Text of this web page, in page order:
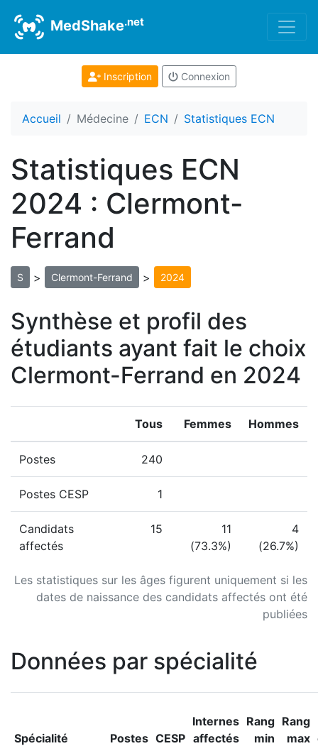
MedShake.net
Inscription Connexion
Accueil Médecine ECN Statistiques ECN
Statistiques ECN
2024 : Clermont-
Ferrand
S > Clermont-Ferrand > 2024
Synthèse et profil des
étudiants ayant fait le choix
Clermont-Ferrand en 2024
Les statistiques sur les âges figurent uniquement si les
dates de naissance des candidats affectés ont été
publiées
Tous Femmes Hommes
Postes 240
Postes CESP 1
Candidats
affectés
15
11
(73.3%)
4
(26.7%)
Données par spécialité
Spécialité Postes CESP
Internes
affectés
Rang
min
Rang
max